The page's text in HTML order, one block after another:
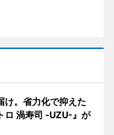
け。省力化で抑えた
ロ 渦寿司 -UZU-』が